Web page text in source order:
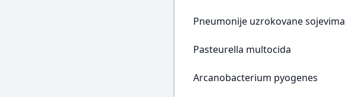
Pneumonije uzrokovane sojevima
Pasteurella multocida
Arcanobacterium pyogenes